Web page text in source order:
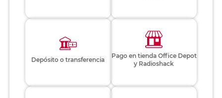
Depósito o transferencia
Pago en tienda Office Depot
y Radioshack